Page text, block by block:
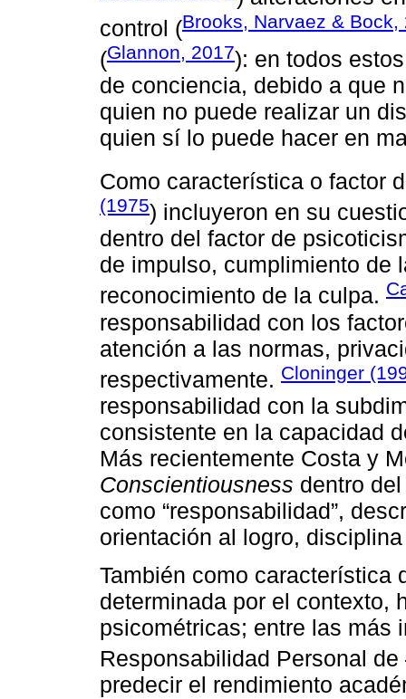
control (Brooks, Narvaez & Bock,
(Glannon, 2017): en todos
de conciencia, debido a que
quien no puede realizar un
quien sí lo puede hacer en
Como característica o factor
(1975) incluyeron en su
dentro del factor de
de impulso, cumplimiento de
reconocimiento de la culpa.
responsabilidad con los
atención a las normas,
respectivamente. Cloninger
responsabilidad con la
consistente en la capacidad
Más recientemente Costa y
Conscientiousness dentro
como “responsabilidad”,
orientación al logro,
También como característica
determinada por el contexto,
psicométricas; entre las más
Responsabilidad Personal de
predecir el rendimiento